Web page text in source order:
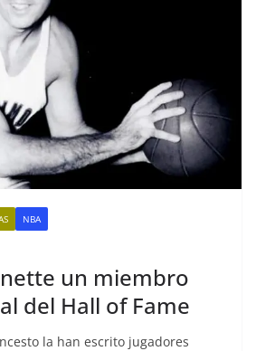
NBA
un miembro
del Hall of Fame
la han escrito jugadores